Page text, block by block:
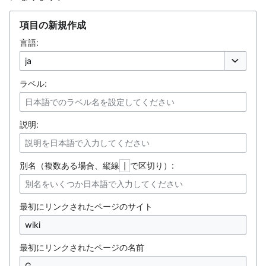
項目の新規作成
言語:
ラベル:
説明:
別名（複数ある場合、縦線 で区切り）:
最初にリンクされたページのサイト
最初にリンクされたページの名前